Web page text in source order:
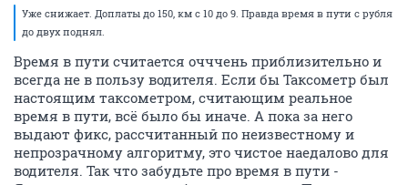
Уже снижает. Доплаты до 150, км с 10 до 9. Правда время в пути с рубля
до двух поднял.
Время в пути считается очччень приблизительно и
всегда не в пользу водителя. Если бы Таксометр был
настоящим таксометром, считающим реальное
время в пути, всё было бы иначе. А пока за него
выдают фикс, рассчитанный по неизвестному и
непрозрачному алгоритму, это чистое наедалово для
водителя. Так что забудьте про время в пути -